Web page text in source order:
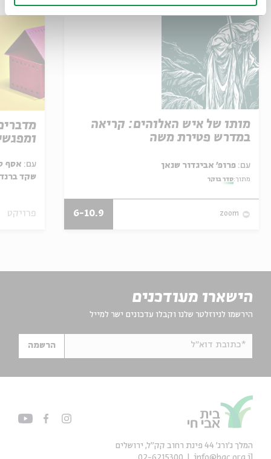
מותו של איש האלוהים: קריאה
במדרש פטירת משה
עם:
מתוך:סדר בוקר
zoom
6-10.9
עם: אסף
שקד
פרויקט
הישארו מעודכנים
הירשמו לניוזלטר שלנו וקבלו עדכונים ישר למייל
*כתובת דוא"ל הרשמה
המלך ג'ורג' 44 פינת רחוב קק״ל, ירושלים